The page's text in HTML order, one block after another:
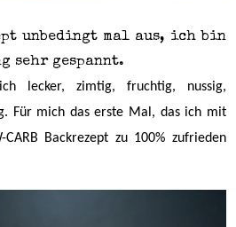
unbedingt mal aus, ich bin
sehr gespannt.
lecker, zimtig, fruchtig, nussig,
Für mich das erste Mal, das ich mit
Backrezept zu 100% zufrieden